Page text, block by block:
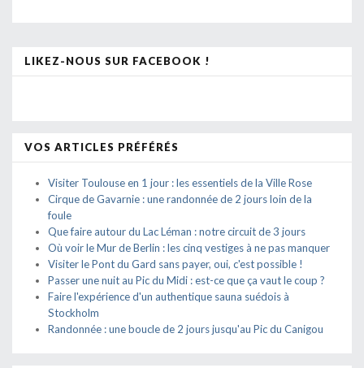
LIKEZ-NOUS SUR FACEBOOK !
VOS ARTICLES PRÉFÉRÉS
Visiter Toulouse en 1 jour : les essentiels de la Ville Rose
Cirque de Gavarnie : une randonnée de 2 jours loin de la
foule
Que faire autour du Lac Léman : notre circuit de 3 jours
Où voir le Mur de Berlin : les cinq vestiges à ne pas manquer
Visiter le Pont du Gard sans payer, oui, c'est possible !
Passer une nuit au Pic du Midi : est-ce que ça vaut le coup ?
Faire l'expérience d'un authentique sauna suédois à
Stockholm
Randonnée : une boucle de 2 jours jusqu'au Pic du Canigou